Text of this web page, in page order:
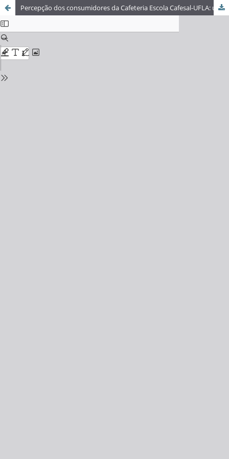
Percepção dos consumidores da Cafeteria Escola Cafesal-UFLA: uma análise sensorial de diferentes tipos de torra de café especial